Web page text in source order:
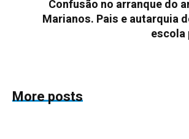
Confusão no arranque do
Marianos. Pais e autarquia
escola
More posts